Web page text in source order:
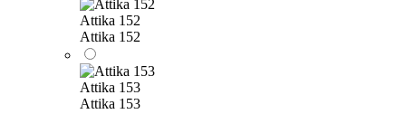
Attika 152
Attika 152
Attika 153
Attika 153